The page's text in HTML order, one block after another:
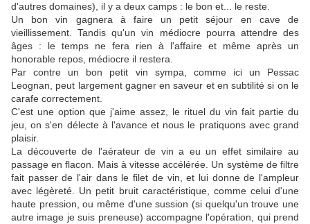
d'autres domaines), il y a deux camps : le bon et... le reste.
Un bon vin gagnera à faire un petit séjour en cave de
vieillissement. Tandis qu'un vin médiocre pourra attendre des
âges : le temps ne fera rien à l'affaire et même après un
honorable repos, médiocre il restera.
Par contre un bon petit vin sympa, comme ici un Pessac
Leognan, peut largement gagner en saveur et en subtilité si on le
carafe correctement.
C'est une option que j'aime assez, le rituel du vin fait partie du
jeu, on s'en délecte à l'avance et nous le pratiquons avec grand
plaisir.
La découverte de l'aérateur de vin a eu un effet similaire au
passage en flacon. Mais à vitesse accélérée. Un système de filtre
fait passer de l'air dans le filet de vin, et lui donne de l'ampleur
avec légèreté. Un petit bruit caractéristique, comme celui d'une
haute pression, ou même d'une sussion (si quelqu'un trouve une
autre image je suis preneuse) accompagne l'opération, qui prend